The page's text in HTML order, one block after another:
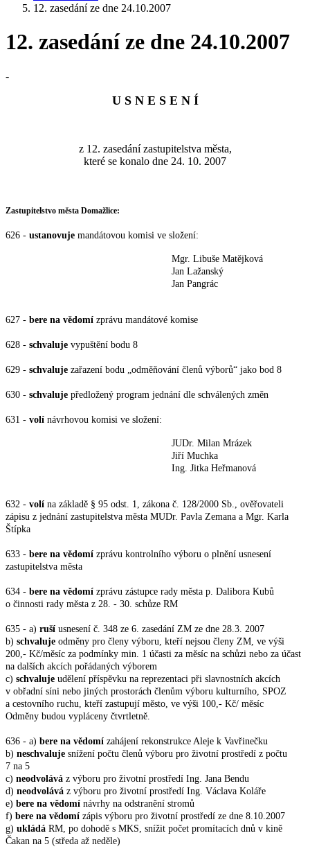
12. zasedání ze dne 24.10.2007
12. zasedání ze dne 24.10.2007
-
U S N E S E N Í
z 12. zasedání zastupitelstva města,
které se konalo dne 24. 10. 2007
Zastupitelstvo města Domažlice:
626 - ustanovuje mandátovou komisi ve složení:
Mgr. Libuše Matějková
Jan Lažanský
Jan Pangrác
627 - bere na vědomí zprávu mandátové komise
628 - schvaluje vypuštění bodu 8
629 - schvaluje zařazení bodu „odměňování členů výborů“ jako bod 8
630 - schvaluje předložený program jednání dle schválených změn
631 - volí návrhovou komisi ve složení:
JUDr. Milan Mrázek
Jiří Muchka
Ing. Jitka Heřmanová
632 - volí na základě § 95 odst. 1, zákona č. 128/2000 Sb., ověřovateli
zápisu z jednání zastupitelstva města MUDr. Pavla Zemana a Mgr. Karla
Štípka
633 - bere na vědomí zprávu kontrolního výboru o plnění usnesení
zastupitelstva města
634 - bere na vědomí zprávu zástupce rady města p. Dalibora Kubů
o činnosti rady města z 28. - 30. schůze RM
635 - a) ruší usnesení č. 348 ze 6. zasedání ZM ze dne 28.3. 2007
b) schvaluje odměny pro členy výboru, kteří nejsou členy ZM, ve výši
200,- Kč/měsíc za podmínky min. 1 účasti za měsíc na schůzi nebo za účast
na dalších akcích pořádaných výborem
c) schvaluje udělení příspěvku na reprezentaci při slavnostních akcích
v obřadní síni nebo jiných prostorách členům výboru kulturního, SPOZ
a cestovního ruchu, kteří zastupují město, ve výši 100,- Kč/ měsíc
Odměny budou vypláceny čtvrtletně.
636 - a) bere na vědomí zahájení rekonstrukce Aleje k Vavřinečku
b) neschvaluje snížení počtu členů výboru pro životní prostředí z počtu
7 na 5
c) neodvolává z výboru pro životní prostředí Ing. Jana Bendu
d) neodvolává z výboru pro životní prostředí Ing. Václava Koláře
e) bere na vědomí návrhy na odstranění stromů
f) bere na vědomí zápis výboru pro životní prostředí ze dne 8.10.2007
g) ukládá RM, po dohodě s MKS, snížit počet promítacích dnů v kině
Čakan na 5 (středa až neděle)